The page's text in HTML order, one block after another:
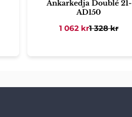
Ankarkedja Doublé 21-
AD150
1 062 kr1 328kr